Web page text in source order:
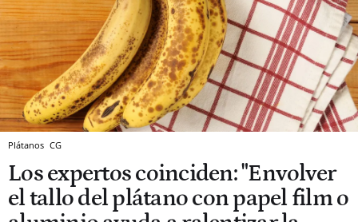
Plátanos CG
Los expertos coinciden: "Envolver
el tallo del plátano con papel film o